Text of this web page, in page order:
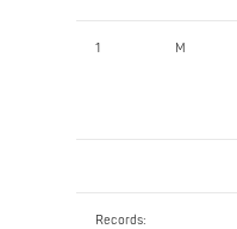
1 M
Records: